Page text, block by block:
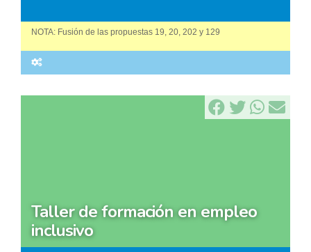
NOTA: Fusión de las propuestas 19, 20, 202 y 129
taller de formación en empleo
inclusivo